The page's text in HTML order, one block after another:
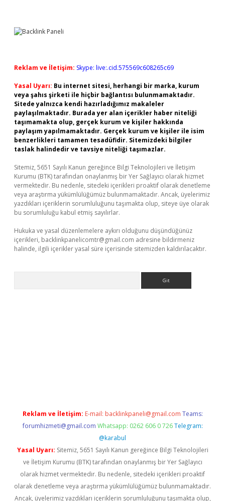
Reklam ve İletişim: Skype: live:.cid.575569c608265c69
Yasal Uyarı: Bu internet sitesi, herhangi bir marka, kurum
veya şahıs şirketi ile hiçbir bağlantısı bulunmamaktadır.
Sitede yalnızca kendi hazırladığımız makaleler
paylaşılmaktadır. Burada yer alan içerikler haber niteliği
taşımamakta olup, gerçek kurum ve kişiler hakkında
paylaşım yapılmamaktadır. Gerçek kurum ve kişiler ile isim
benzerlikleri tamamen tesadüfidir. Sitemizdeki bilgiler
taslak halindedir ve tavsiye niteliği taşımazlar.
Sitemiz, 5651 Sayılı Kanun gereğince Bilgi Teknolojileri ve İletişim
Kurumu (BTK) tarafından onaylanmış bir Yer Sağlayıcı olarak hizmet
vermektedir. Bu nedenle, sitedeki içerikleri proaktif olarak denetleme
veya araştırma yükümlülüğümüz bulunmamaktadır. Ancak, üyelerimiz
yazdıkları içeriklerin sorumluluğunu taşımakta olup, siteye üye olarak
bu sorumluluğu kabul etmiş sayılırlar.
Hukuka ve yasal düzenlemelere aykırı olduğunu düşündüğünüz
içerikleri, backlinkpanelicomtr@gmail.com adresine bildirmeniz
halinde, ilgili içerikler yasal süre içerisinde sitemizden kaldırılacaktır.
Reklam ve İletişim: E-mail: backlinkpaneli@gmail.com Teams:
forumhizmeti@gmail.com Whatsapp: 0262 606 0 726 Telegram:
@karabul
Yasal Uyarı: Sitemiz, 5651 Sayılı Kanun gereğince Bilgi Teknolojileri
ve İletişim Kurumu (BTK) tarafından onaylanmış bir Yer Sağlayıcı
olarak hizmet vermektedir. Bu nedenle, sitedeki içerikleri proaktif
olarak denetleme veya araştırma yükümlülüğümüz bulunmamaktadır.
Ancak, üyelerimiz yazdıkları içeriklerin sorumluluğunu taşımakta olup,